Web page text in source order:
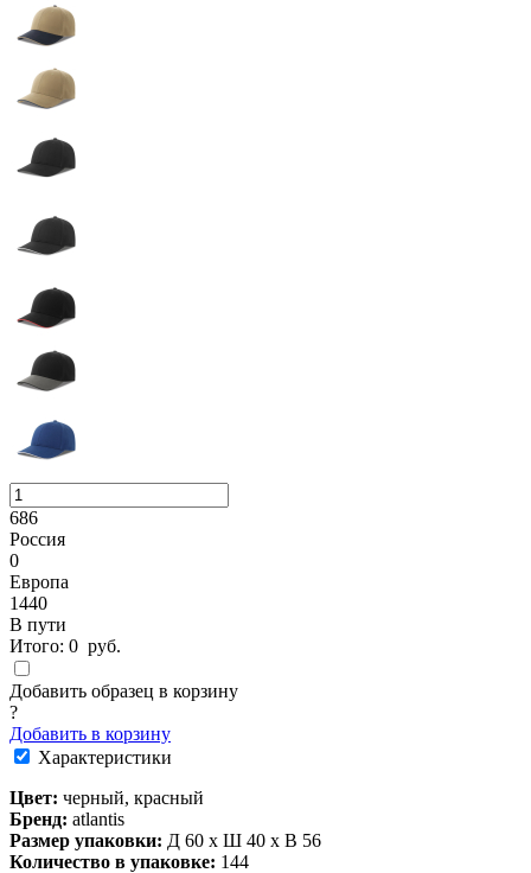
686
Россия
0
Европа
1440
В пути
Итого: 0 руб.
Добавить образец в корзину
?
Добавить в корзину
Характеристики
Цвет: черный, красный
Бренд: atlantis
Размер упаковки: Д 60 x Ш 40 x В 56
Количество в упаковке: 144